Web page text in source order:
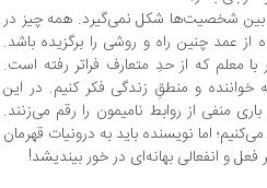
بین شخصیت‌ها شکل نمی‌گیرد. همه ‌چیز در
عمد چنین راه و روشی را برگزیده باشد.
با معلم که از حدِ متعارف فراتر رفته است.
خواننده و منطقِ زندگی فکر کنیم. در این
منفی از روابط نامیمون را رقم می‌زنند.
اما نویسنده باید به درونیات قهرمان
و انفعالی بهانه‌ای در خور بیندیشد!